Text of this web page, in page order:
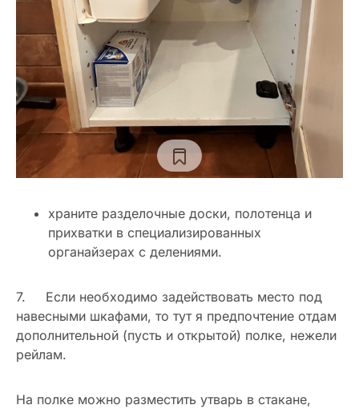
храните разделочные доски, полотенца и
прихватки в специализированных
органайзерах с делениями.
7. Если необходимо задействовать место под
навесными шкафами, то тут я предпочтение отдам
дополнительной (пусть и открытой) полке, нежели
рейлам.
На полке можно разместить утварь в стакане,